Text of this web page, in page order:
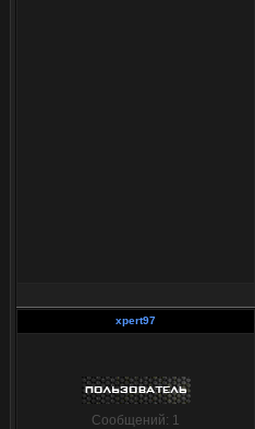
xpert97
Сообщений: 1